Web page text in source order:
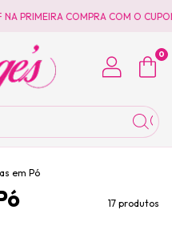
PRIMEIRA COMPRA COM O CUPOM
0
em Pó
17 produtos